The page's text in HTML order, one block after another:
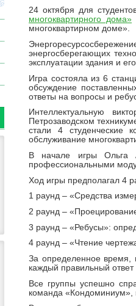
24 октября для
многоквартирного дома»
многоквартирном доме».
энергосберегающих
эксплуатации здания и
Игра состояла из 6
обсуждение
ответы на вопросы и
Интеллектуальную
Петрозаводском
стали 4 студенческие
обслуживание
В начале игры Ольга
профессиональными
Ход игры предполагал 4
1 раунд – «Средства
2 раунд –
3 раунд – «Ребусы»:
4 раунд – «Чтение
За определенное время,
каждый правильный
Все группы успешно
команда